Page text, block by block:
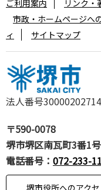
法人番号
〒590-0078
堺市堺区南瓦町3番1号
電話番号： 072-233-
堺市役所へのアクセ
ご利用案内 リンク・
市政・ホームページへ
ィ
サイトマップ